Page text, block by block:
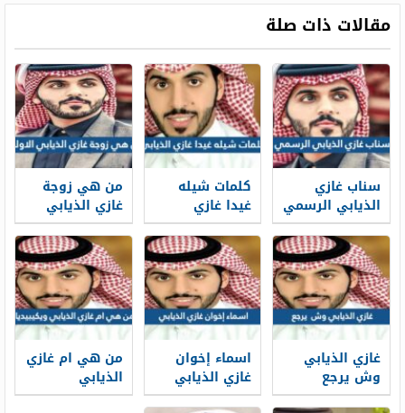
مقالات ذات صلة
سناب غازي
الذيابي الرسمي
كلمات شيله
غيدا غازي
الذيابي مكتوبة
من هي زوجة
غازي الذيابي
الاولى
ويكيبيديا
غازي الذيابي
وش يرجع
اسماء إخوان
غازي الذيابي
المطيري
من هي ام غازي
الذيابي
ويكيبيديا